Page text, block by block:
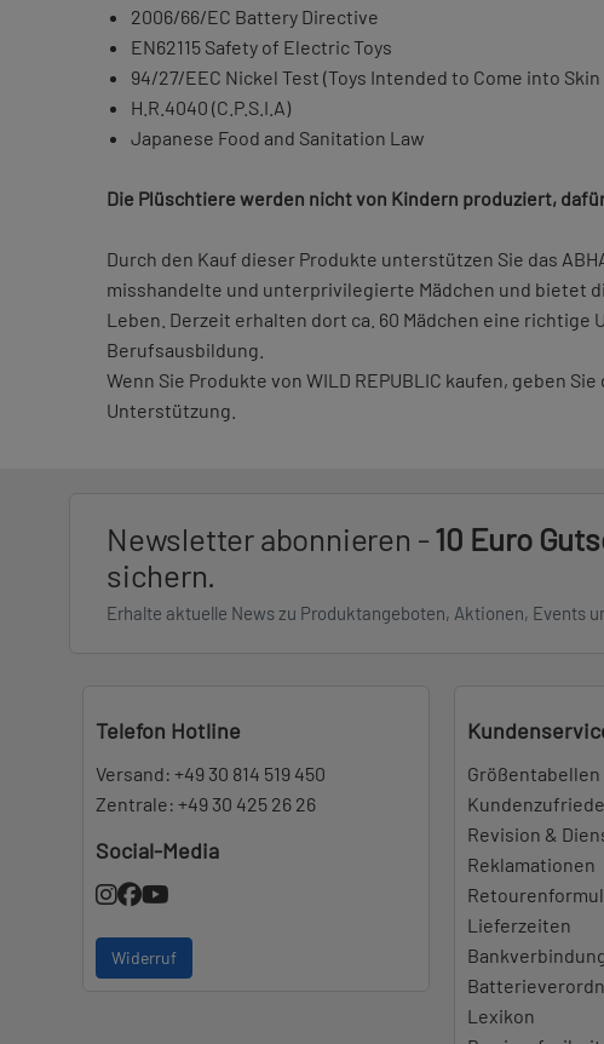
2006/66/EC Battery Directive
EN62115 Safety of Electric Toys
94/27/EEC Nickel Test (Toys Intended to Come into
H.R.4040 (C.P.S.I.A)
Japanese Food and Sanitation Law
Die Plüschtiere werden nicht von Kindern produziert,
Durch den Kauf dieser Produkte unterstützen Sie das
misshandelte und unterprivilegierte Mädchen und bietet
Leben. Derzeit erhalten dort ca. 60 Mädchen eine
Berufsausbildung.
Wenn Sie Produkte von WILD REPUBLIC kaufen, geben
Unterstützung.
Newsletter abonnieren -10 Euro
sichern.
Erhalte aktuelle News zu Produktangeboten, Aktionen, Events
Telefon Hotline
Versand: +49 30 814 519 450
Zentrale: +49 30 425 26 26
Social-Media
Widerruf
Größentabellen
Revision &
Reklamationen
Lieferzeiten
Lexikon